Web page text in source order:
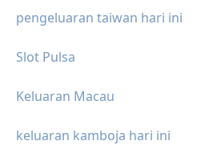
pengeluaran taiwan hari ini
Slot Pulsa
Keluaran Macau
keluaran kamboja hari ini